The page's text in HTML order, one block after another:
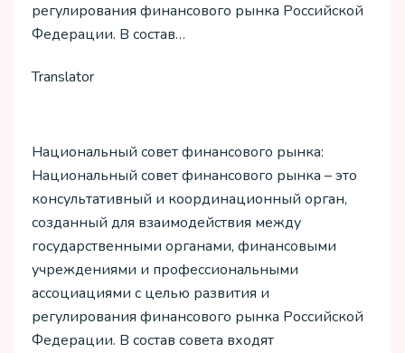
регулирования финансового рынка Российской
Федерации. В состав…
Translator
Национальный совет финансового рынка:
Национальный совет финансового рынка – это
консультативный и координационный орган,
созданный для взаимодействия между
государственными органами, финансовыми
учреждениями и профессиональными
ассоциациями с целью развития и
регулирования финансового рынка Российской
Федерации. В состав совета входят